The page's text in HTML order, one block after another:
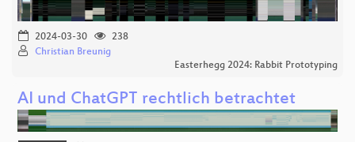
2024-03-30
238
Christian Breunig
Easterhegg 2024: Rabbit Prototyping
AI und ChatGPT rechtlich betrachtet